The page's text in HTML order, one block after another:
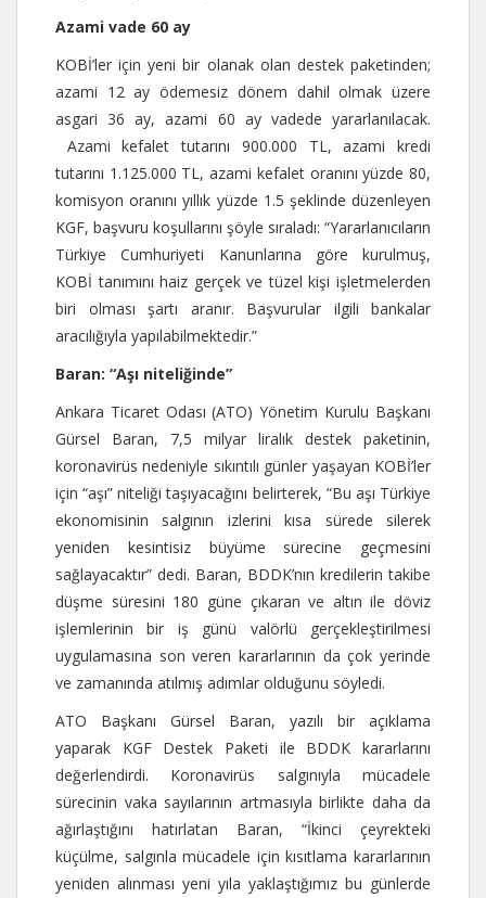
Azami vade 60 ay
KOBİ’ler için yeni bir olanak olan destek paketinden;
azami 12 ay ödemesiz dönem dahil olmak üzere
asgari 36 ay, azami 60 ay vadede yararlanılacak.
Azami kefalet tutarını 900.000 TL, azami kredi
tutarını 1.125.000 TL, azami kefalet oranını yüzde 80,
komisyon oranını yıllık yüzde 1.5 şeklinde düzenleyen
KGF, başvuru koşullarını şöyle sıraladı: “Yararlanıcıların
Türkiye Cumhuriyeti Kanunlarına göre kurulmuş,
KOBİ tanımını haiz gerçek ve tüzel kişi işletmelerden
biri olması şartı aranır. Başvurular ilgili bankalar
aracılığıyla yapılabilmektedir.”
Baran: “Aşı niteliğinde”
Ankara Ticaret Odası (ATO) Yönetim Kurulu Başkanı
Gürsel Baran, 7,5 milyar liralık destek paketinin,
koronavirüs nedeniyle sıkıntılı günler yaşayan KOBİ’ler
için “aşı” niteliği taşıyacağını belirterek, “Bu aşı Türkiye
ekonomisinin salgının izlerini kısa sürede silerek
yeniden kesintisiz büyüme sürecine geçmesini
sağlayacaktır” dedi. Baran, BDDK’nın kredilerin takibe
düşme süresini 180 güne çıkaran ve altın ile döviz
işlemlerinin bir iş günü valörlü gerçekleştirilmesi
uygulamasına son veren kararlarının da çok yerinde
ve zamanında atılmış adımlar olduğunu söyledi.
ATO Başkanı Gürsel Baran, yazılı bir açıklama
yaparak KGF Destek Paketi ile BDDK kararlarını
değerlendirdi. Koronavirüs salgınıyla mücadele
sürecinin vaka sayılarının artmasıyla birlikte daha da
ağırlaştığını hatırlatan Baran, “İkinci çeyrekteki
küçülme, salgınla mücadele için kısıtlama kararlarının
yeniden alınması yeni yıla yaklaştığımız bu günlerde